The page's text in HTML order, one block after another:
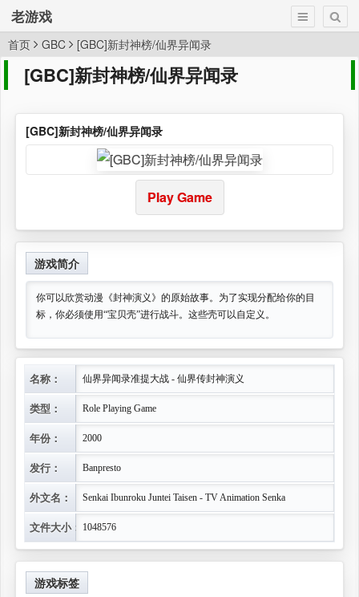
老游戏
首页 GBC [GBC]新封神榜/仙界异闻录
[GBC]新封神榜/仙界异闻录
[GBC]新封神榜/仙界异闻录
Play Game
游戏简介
你可以欣赏动漫《封神演义》的原始故事。为了实现分配给你的目
标，你必须使用“宝贝壳”进行战斗。这些壳可以自定义。
名称： 仙界异闻录准提大战 - 仙界传封神演义
类型： Role Playing Game
年份： 2000
发行： Banpresto
外文名： Senkai Ibunroku Juntei Taisen - TV Animation Senka
文件大小： 1048576
游戏标签